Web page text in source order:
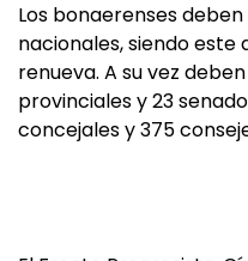
Los bonaerenses
nacionales, siendo
renueva. A su vez
provinciales y 23
concejales y 375